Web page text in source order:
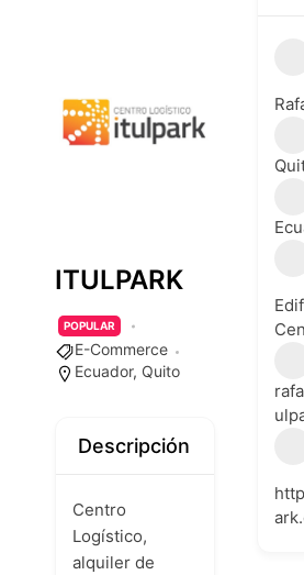
ITULPARK
POPULAR
E-Commerce
Ecuador, Quito
Descripción
Centro
Logístico,
alquiler de